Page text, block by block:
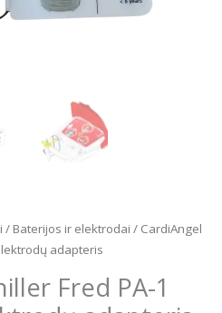
/ Baterijos ir elektrodai / CardiAngel
adapteris
Fred PA-1